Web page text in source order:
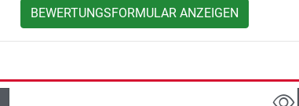
BEWERTUNGSFORMULAR ANZEIGEN